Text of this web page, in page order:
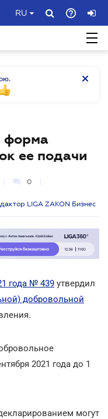
RU
форма
ее подачи
0
LIGA ZAKON Бизнес
года № 439 утвердил
добровольной
2021 года до 1
могут